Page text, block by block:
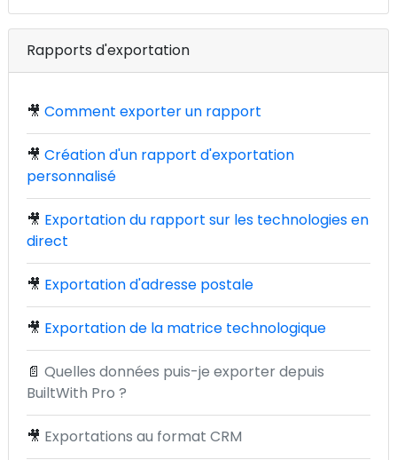
Rapports d'exportation
🎥 Comment exporter un rapport
🎥 Création d'un rapport d'exportation
personnalisé
🎥 Exportation du rapport sur les technologies en
direct
🎥 Exportation d'adresse postale
🎥 Exportation de la matrice technologique
📄 Quelles données puis-je exporter depuis
BuiltWith Pro ?
🎥 Exportations au format CRM